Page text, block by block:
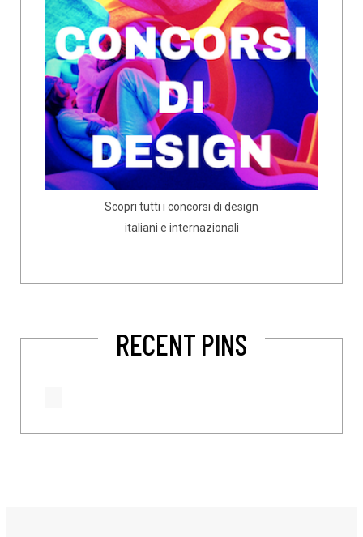
Scopri tutti i concorsi di design
italiani e internazionali
RECENT PINS